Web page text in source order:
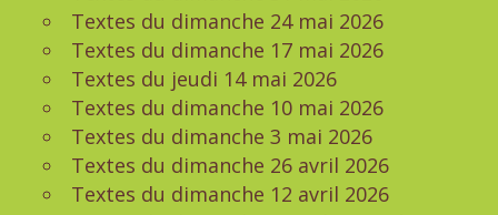
Textes du dimanche 24 mai 2026
Textes du dimanche 17 mai 2026
Textes du jeudi 14 mai 2026
Textes du dimanche 10 mai 2026
Textes du dimanche 3 mai 2026
Textes du dimanche 26 avril 2026
Textes du dimanche 12 avril 2026